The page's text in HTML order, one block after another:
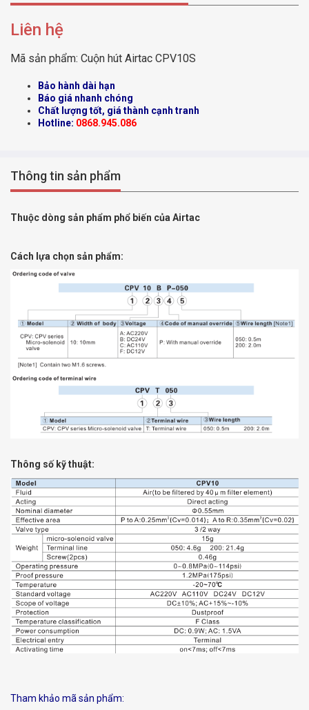
Liên hệ
Mã sản phẩm: Cuộn hút Airtac CPV10S
Bảo hành dài hạn
Báo giá nhanh chóng
Chất lượng tốt, giá thành cạnh tranh
Hotline: 0868.945.086
Thông tin sản phẩm
Thuộc dòng sản phẩm phổ biến của Airtac
Cách lựa chọn sản phẩm:
Thông số kỹ thuật:
Tham khảo mã sản phẩm: